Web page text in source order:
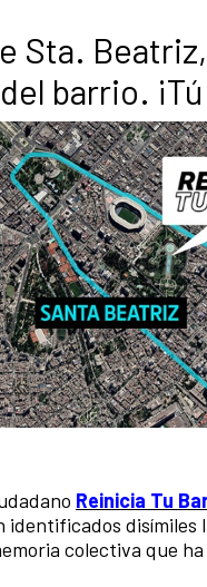
Sta.
barrio.
Reinicia Tu
identificados
colectiva que